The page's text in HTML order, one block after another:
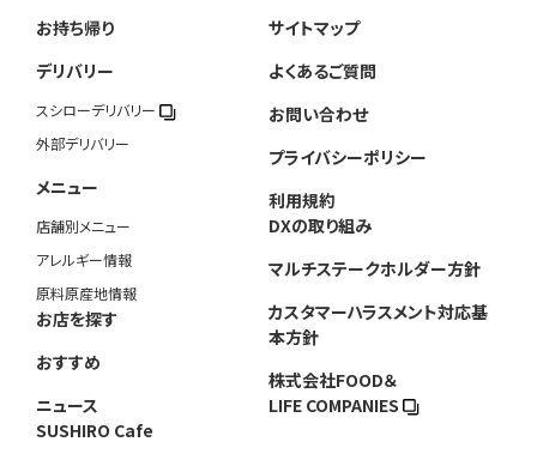
お持ち帰り
デリバリー
スシローデリバリー
外部デリバリー
メニュー
店舗別メニュー
アレルギー情報
原料原産地情報
お店を探す
おすすめ
ニュース
SUSHIRO Cafe
サイトマップ
よくあるご質問
お問い合わせ
プライバシーポリシー
利用規約
DXの取り組み
マルチステークホルダー方針
カスタマーハラスメント対応基
本方針
株式会社FOOD＆
LIFE COMPANIES